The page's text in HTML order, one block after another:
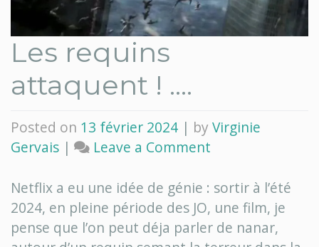
Les requins
attaquent ! ….
Posted on 13 février 2024 | byVirginie
Gervais | Leave a Comment
requins
attaquent
!
Netflix a eu une idée de génie : sortir à l’été
2024, en pleine période des JO, une film, je
pense que l’on peut déja parler de nanar,